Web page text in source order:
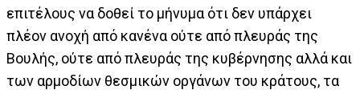
επιτέλους να δοθεί το μήνυμα ότι δεν υπάρχει
πλέον ανοχή από κανένα ούτε από πλευράς της
Βουλής, ούτε από πλευράς της κυβέρνησης αλλά και
των αρμοδίων θεσμικών οργάνων του κράτους, τα